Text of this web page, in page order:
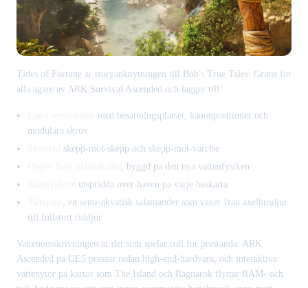
Tides of Fortune ar storyanknytningen till Bob's True Tales. Gratis for
alla agare av ARK Survival Ascended och lagger till:
med besattningsplatser, kanonpositioner och
modulara skrov
skepp-mot-skepp och skepp-mot-varelse
byggd pa den nya vattenfysiken
utspridda over haven pa varje baskarta
, en semi-akvatisk salamander som vaxer fran axelhusdjur
till fullstort riddjur
Vattenomskrivningen ar det som spelar roll for prestanda. ARK
Ascended pa UE5 pressar redan high-end-hardvara, och interaktiva
vattenytor pa kartor som The Island och Ragnarok flyttar RAM- och